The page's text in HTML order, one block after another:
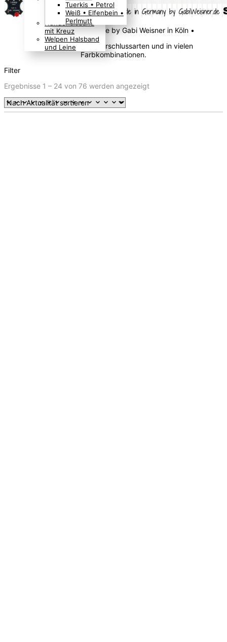
Boho Indianer
Hippie Look
Hundehalsband
mit Kreuz
Welpen Halsband
und Leine
Tuerkis • Petrol
Weiß • Elfenbein •
Perlmutt
• Original Design made by Gabi Weisner in Köln •
Mit verschiedenen Verschlussarten und in vielen
Farbkombinationen.
Filter
Ergebnisse 1 – 24 von 76 werden angezeigtNach